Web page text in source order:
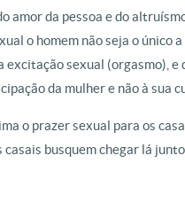
amor da pessoa e do
o homem não seja o único
excitação sexual (orgasmo), e
da mulher e não à sua
o prazer sexual para os
casais busquem chegar lá